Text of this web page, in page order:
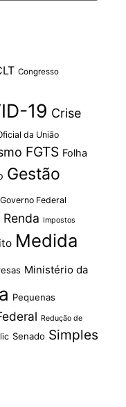
Congresso
19 Crise
da União
FGTS Folha
Gestão
Governo Federal
Impostos
Medida
Ministério da
Pequenas
Redução de
Senado Simples